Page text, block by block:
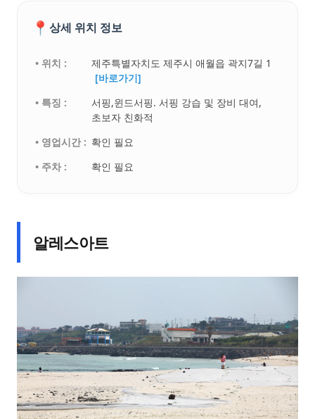
📍 상세 위치 정보
• 위치 :
제주특별자치도 제주시 애월읍 곽지7길 1
[바로가기]
• 특징 :
서핑,윈드서핑. 서핑 강습 및 장비 대여,
초보자 친화적
• 영업시간 : 확인 필요
• 주차 :
확인 필요
알레스아트